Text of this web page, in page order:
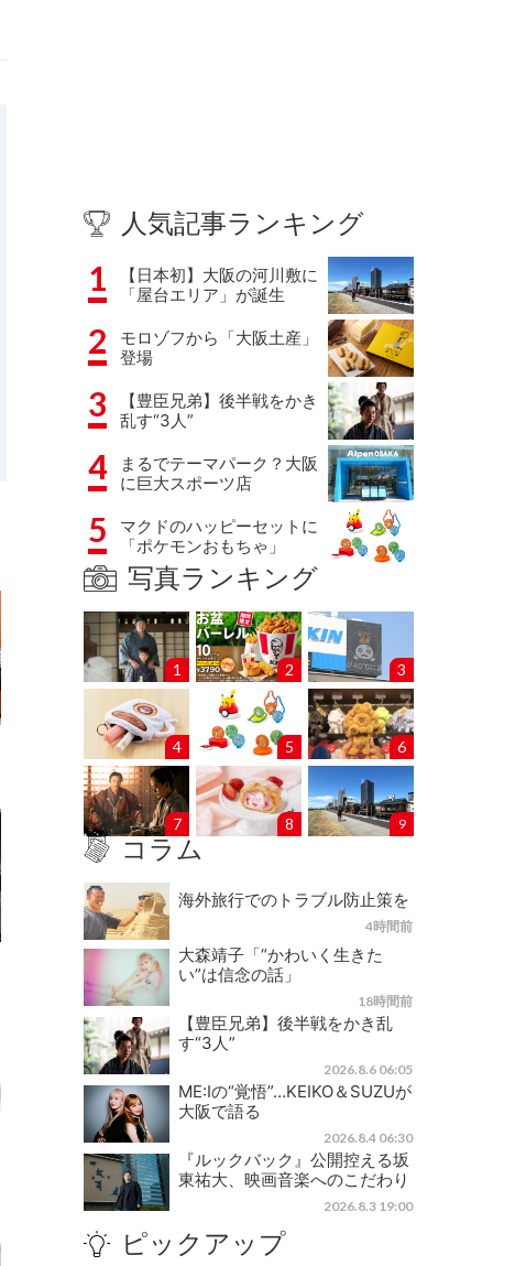
人気記事ランキング
1
【日本初】大阪の河川敷に
「屋台エリア」が誕生
2
モロゾフから「大阪土産」
登場
3
【豊臣兄弟】後半戦をかき
乱す“3人”
4
まるでテーマパーク？大阪
に巨大スポーツ店
5
マクドのハッピーセットに
「ポケモンおもちゃ」
写真ランキング
1 2 3
4 5 6
7 8 9
コラム
海外旅行でのトラブル防止策を
4時間前
大森靖子「“かわいく生きた
い”は信念の話」
18時間前
【豊臣兄弟】後半戦をかき乱
す“3人”
2026.8.6 06:05
ME:Iの“覚悟”…KEIKO＆SUZUが
大阪で語る
2026.8.4 06:30
『ルックバック』公開控える坂
東祐大、映画音楽へのこだわり
2026.8.3 19:00
ピックアップ